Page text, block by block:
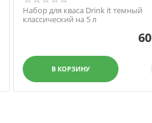
Набор для кваса Drink it темный
классический на 5 л
60
В КОРЗИНУ